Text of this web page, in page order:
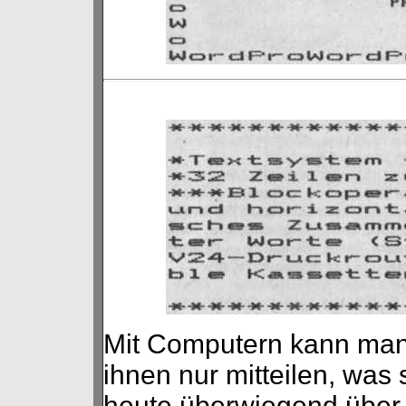
Mit Computern kann
ihnen nur mitteilen, was